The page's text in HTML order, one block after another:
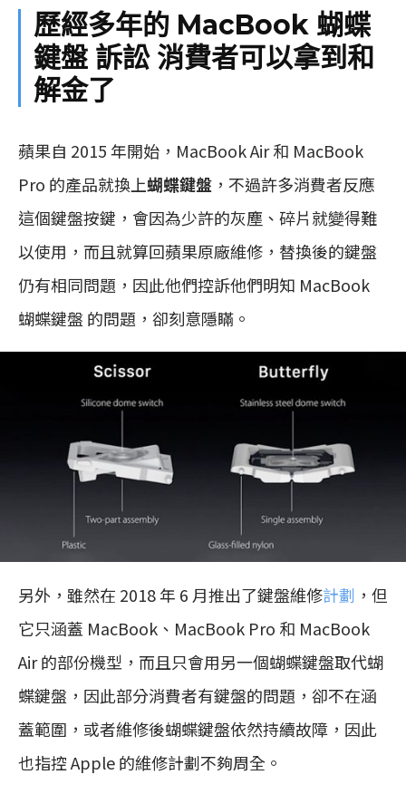
歷經多年的 MacBook 蝴蝶
鍵盤 訴訟 消費者可以拿到和
解金了
蘋果自 2015 年開始，MacBook Air 和 MacBook
Pro 的產品就換上蝴蝶鍵盤 ，不過許多消費者反應
這個鍵盤按鍵，會因為少許的灰塵、碎片就變得難
以使用，而且就算回蘋果原廠維修，替換後的鍵盤
仍有相同問題，因此他們控訴他們明知 MacBook
蝴蝶鍵盤 的問題，卻刻意隱瞞。
另外，雖然在 2018 年 6 月推出了鍵盤維修計劃 ，但
它只涵蓋 MacBook、MacBook Pro 和 MacBook
Air 的部份機型，而且只會用另一個蝴蝶鍵盤取代蝴
蝶鍵盤，因此部分消費者有鍵盤的問題，卻不在涵
蓋範圍，或者維修後蝴蝶鍵盤依然持續故障，因此
也指控 Apple 的維修計劃不夠周全。